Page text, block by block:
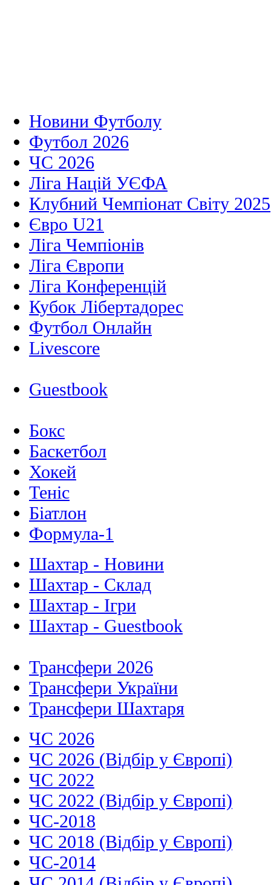
Новини Футболу
Футбол 2026
ЧС 2026
Ліга Націй УЄФА
Клубний Чемпіонат Світу 2025
Євро U21
Ліга Чемпіонів
Ліга Європи
Ліга Конференцій
Кубок Лібертадорес
Футбол Онлайн
Livescore
Guestbook
Бокс
Баскетбол
Хокей
Теніс
Біатлон
Формула-1
Шахтар - Новини
Шахтар - Склад
Шахтар - Ігри
Шахтар - Guestbook
Трансфери 2026
Трансфери України
Трансфери Шахтаря
ЧС 2026
ЧС 2026 (Відбір у Європі)
ЧС 2022
ЧС 2022 (Відбір у Європі)
ЧС-2018
ЧС 2018 (Відбір у Європі)
ЧС-2014